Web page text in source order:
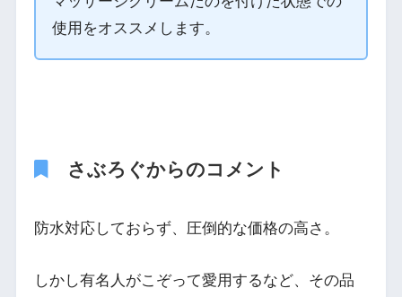
使用をオススメします。
さぶろぐからのコメント
防水対応しておらず、圧倒的な価格の高さ。
しかし有名人がこぞって愛用するなど、その品